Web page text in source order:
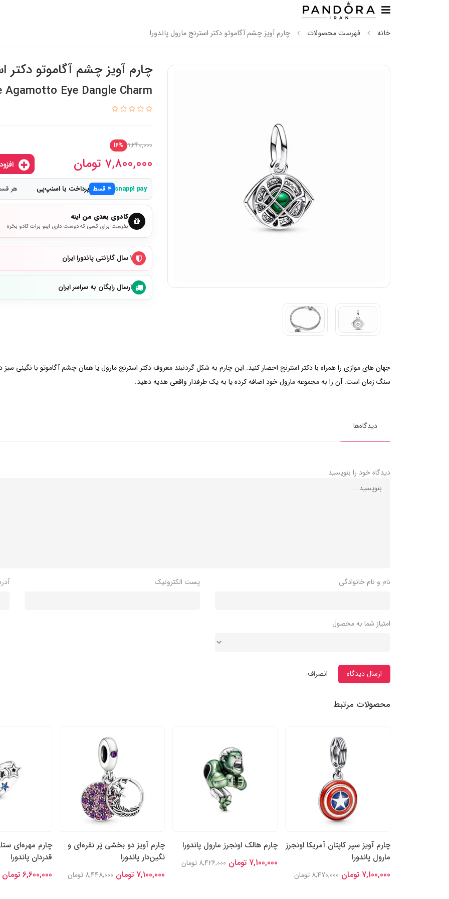
خانه فهرست محصولات چارم آویز چشم آگاموتو دکتر استرنج مارول پاندورا
چارم آویز چشم آگاموتو دکتر
Eye Dangle Charm
9,240,000
16%
7,800,000 تومان
snapp! pay ۴ قسط پرداخت با اسنپ‌پی هر قسط 1,950,000
کادوی بعدی من اینه
بفرست برای کسی که دوست داری اینو برات کادو بخره
۱ سال گارانتی پاندورا ایران
ارسال رایگان به سراسر ایران
جهان های موازی را همراه با دکتر استرنج احضار کنید. این چارم به شکل گردنبند معروف دکتر استرنج مارول یا همان چشم آگاموتو با نگینی
سنگ زمان است. آن را به مجموعه مارول خود اضافه کرده یا به یک طرفدار واقعی هدیه دهید.
دیدگاه‌ها
دیدگاه خود را بنویسید
نام و نام خانوادگی پست الکترونیک
امتیاز شما به محصول
ارسال دیدگاه انصراف
محصولات مرتبط
چارم آویز سپر کاپتان آمریکا اونجرز
مارول پاندورا
7,100,000 تومان 8,470,000 تومان
چارم هالک اونجرز مارول پاندورا
7,100,000 تومان 8,426,000 تومان
چارم آویز دو بخشی پَر نقره‌ای و
نگین‌‌دار پاندورا
7,100,000 تومان 8,448,000 تومان
چارم مهره‌ای
قدردان پاندورا
6,600,000 تومان